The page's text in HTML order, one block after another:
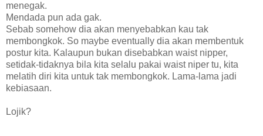
menegak.
Mendada pun ada gak.
Sebab somehow dia akan menyebabkan kau tak
membongkok. So maybe eventually dia akan membentuk
postur kita. Kalaupun bukan disebabkan waist nipper,
setidak-tidaknya bila kita selalu pakai waist niper tu, kita
melatih diri kita untuk tak membongkok. Lama-lama jadi
kebiasaan.
Lojik?